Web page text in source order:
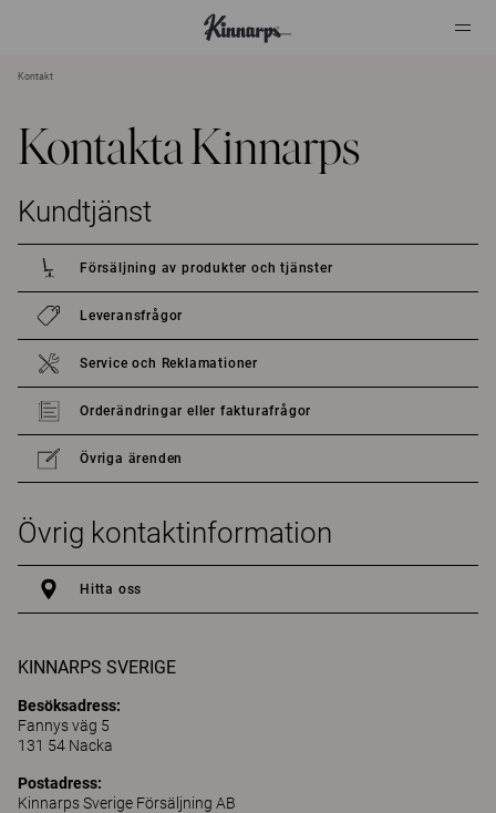
Kontakt
Kontakta Kinnarps
Kundtjänst
Försäljning av produkter och tjänster
Leveransfrågor
Service och Reklamationer
Orderändringar eller fakturafrågor
Övriga ärenden
Övrig kontaktinformation
Hitta oss
KINNARPS SVERIGE
Besöksadress:
Fannys väg 5
131 54 Nacka
Postadress:
Kinnarps Sverige Försäljning AB